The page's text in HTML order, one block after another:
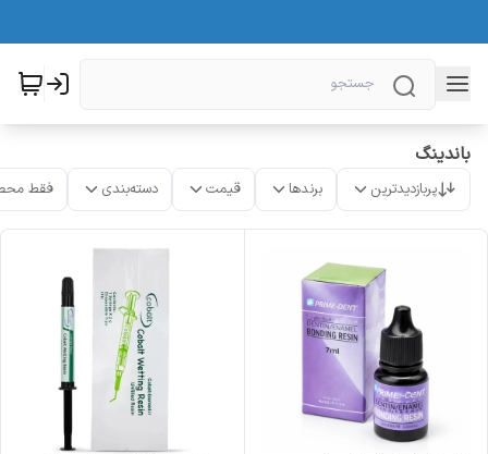
باندینگ
پربازدیدترین برندها قیمت دسته‌بندی فقط